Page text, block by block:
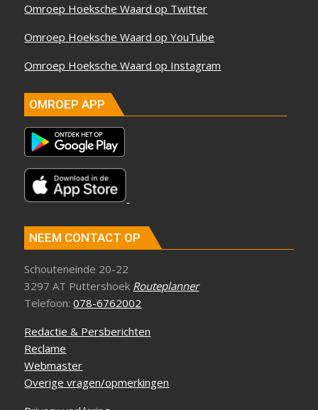
Omroep Hoeksche Waard op Twitter
Omroep Hoeksche Waard op YouTube
Omroep Hoeksche Waard op Instagram
OMROEP APP
NEEM CONTACT OP
Schouteneinde 20-22
3297 AT Puttershoek Routeplanner
Telefoon:078-6762002
Redactie & Persberichten
Reclame
Webmaster
Overige vragen/opmerkingen